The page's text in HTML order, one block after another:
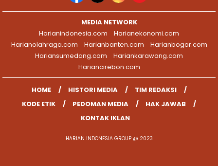
MEDIA NETWORK
Harianindonesia.com
Harianekonomi.com
Harianolahraga.com
Harianbanten.com
Harianbogor.com
Hariansumedang.com
Hariankarawang.com
Hariancirebon.com
HOME HISTORI MEDIA
TIM REDAKSI
KODE ETIK
PEDOMAN MEDIA
HAK JAWAB
KONTAK IKLAN
HARIAN INDONESIA GROUP @ 2023